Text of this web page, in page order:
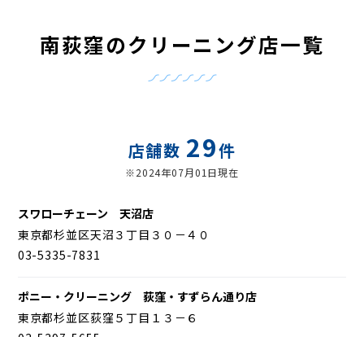
南荻窪のクリーニング店一覧
店舗数 29件
※2024年07月01日現在
スワローチェーン 天沼店
東京都杉並区天沼３丁目３０－４０
03-5335-7831
ポニー・クリーニング 荻窪・すずらん通り店
東京都杉並区荻窪５丁目１３－６